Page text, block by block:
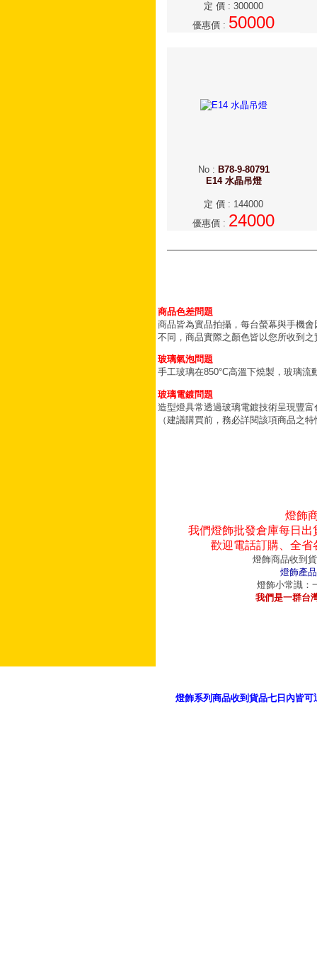
定 價 : 300000
優惠價 : 50000
No: B78-9-80791
E14 水晶吊燈
定 價 : 144000
優惠價 : 24000
商品色差問題
商品皆為實品拍攝，每台螢幕與手機
不同，商品實際之顏色皆以您所收到之
玻璃氣泡問題
手工玻璃在850°C高溫下燒製，玻璃
玻璃電鍍問題
造型燈具常透過玻璃電鍍技術呈現豐
（建議購買前，務必詳閱該項商品之
燈飾
我們燈飾批發倉庫每日
歡迎電話訂購、全
燈飾商品收到
燈飾產
燈飾小常識：
我們是一群台
燈飾系列商品收到貨品七日內皆